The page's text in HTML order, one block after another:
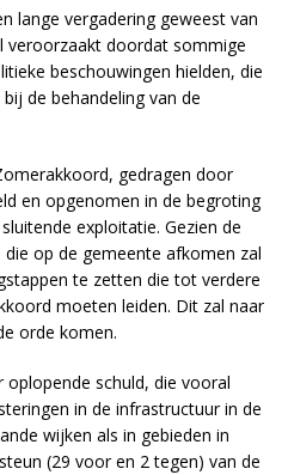
lange vergadering geweest van
veroorzaakt doordat sommige
beschouwingen hielden, die
de behandeling van de
gedragen door
en opgenomen in de begroting
exploitatie. Gezien de
op de gemeente afkomen zal
te zetten die tot verdere
moeten leiden. Dit zal naar
orde komen.
schuld, die vooral
in de infrastructuur in de
wijken als in gebieden in
(29 voor en 2 tegen) van de